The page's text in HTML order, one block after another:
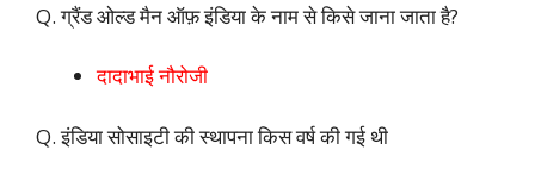
Q. ग्रैंड ओल्ड मैन ऑफ़ इंडिया के नाम से किसे जाना जाता है?
दादाभाई नौरोजी
Q. इंडिया सोसाइटी की स्थापना किस वर्ष की गई थी